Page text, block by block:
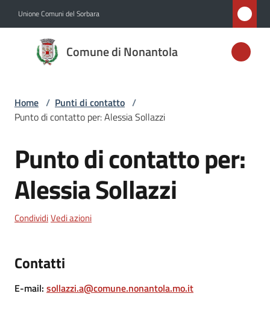
Unione Comuni del Sorbara
Comune di Nonantola
Comune di
Nonantola
Amministrazione
Nonantola
Home / Punti di contatto /
Punto di contatto per: Alessia Sollazzi
Salta al contenuto
Punto di contatto per:
Alessia Sollazzi
CondividiVedi azioni
Contatti
E-mail: sollazzi.a@comune.nonantola.mo.it